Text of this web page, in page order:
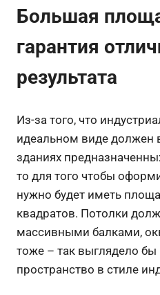
Большая
гарантия
результата
Из-за того, что
идеальном виде должен
зданиях
то для того чтобы
нужно будет иметь
квадратов. Потолки
массивными балками,
тоже – так выглядело бы
пространство в стиле